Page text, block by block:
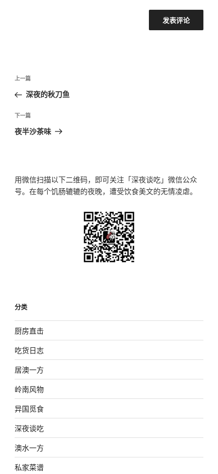
文
导
航
上
一
文
章
上一篇
深夜的秋刀鱼
下
一
下一篇
夜半沙茶味
用微信扫描以下二维码，即可关注「深夜谈吃」微信公众
号。在每个饥肠辘辘的夜晚，遭受饮食美文的无情凌虐。
分类
厨房直击
吃货日志
居澳一方
岭南风物
异国觅食
深夜谈吃
澳水一方
私家菜谱